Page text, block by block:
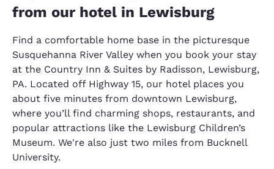
from our hotel in Lewisburg
Find a comfortable home base in the picturesque
Susquehanna River Valley when you book your stay
at the Country Inn & Suites by Radisson, Lewisburg,
PA. Located off Highway 15, our hotel places you
about five minutes from downtown Lewisburg,
where you’ll find charming shops, restaurants, and
popular attractions like the Lewisburg Children’s
Museum. We're also just two miles from Bucknell
University.